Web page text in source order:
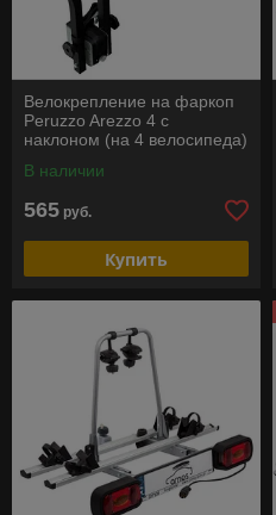
Велокрепление на фаркоп
Peruzzo Arezzo 4 с
наклоном (на 4 велосипеда)
В наличии
565 руб.
Купить